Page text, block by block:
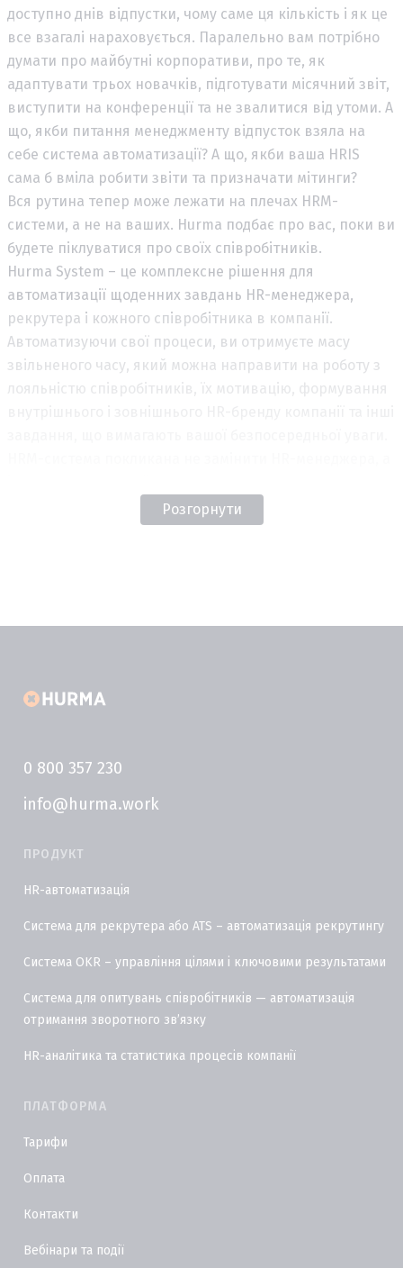
доступно днів відпустки, чому саме ця кількість і як це
все взагалі нараховується. Паралельно вам потрібно
думати про майбутні корпоративи, про те, як
адаптувати трьох новачків, підготувати місячний звіт,
виступити на конференції та не звалитися від утоми. А
що, якби питання менеджменту відпусток взяла на
себе система автоматизації? А що, якби ваша HRIS
сама б вміла робити звіти та призначати мітинги?
Вся рутина тепер може лежати на плечах HRM-
системи, а не на ваших. Hurma подбає про вас, поки ви
будете піклуватися про своїх співробітників.
Hurma System – це комплексне рішення для
автоматизації щоденних завдань HR-менеджера,
рекрутера і кожного співробітника в компанії.
Автоматизуючи свої процеси, ви отримуєте масу
звільненого часу, який можна направити на роботу з
лояльністю співробітників, їх мотивацію, формування
Розгорнути
0 800 357 230
info@hurma.work
ПРОДУКТ
HR-автоматизація
Система для рекрутера або ATS – автоматизація рекрутингу
Система OKR – управління цілями і ключовими результатами
Система для опитувань співробітників — автоматизація
отримання зворотного звʼязку
HR-аналітика та статистика процесів компанії
ПЛАТФОРМА
Тарифи
Оплата
Контакти
Вебінари та події